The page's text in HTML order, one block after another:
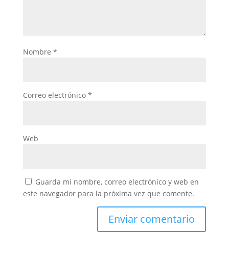
Nombre *
Correo electrónico *
Web
Guarda mi nombre, correo electrónico y web en
este navegador para la próxima vez que comente.